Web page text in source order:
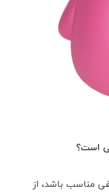
است؟
مناسب باشد، از